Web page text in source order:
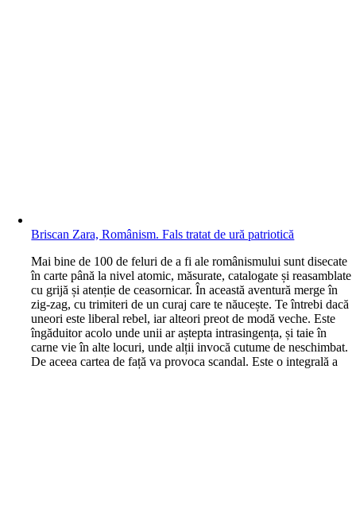
Briscan Zara, Românism. Fals tratat de ură patriotică
Mai bine de 100 de feluri de a fi ale românismului sunt disecate
în carte până la nivel atomic, măsurate, catalogate și reasamblate
cu grijă și atenție de ceasornicar. În această aventură merge în
zig-zag, cu trimiteri de un curaj care te năucește. Te întrebi dacă
uneori este liberal rebel, iar alteori preot de modă veche. Este
îngăduitor acolo unde unii ar aștepta intrasingența, și taie în
carne vie în alte locuri, unde alții invocă cutume de neschimbat.
De aceea cartea de față va provoca scandal. Este o integrală a